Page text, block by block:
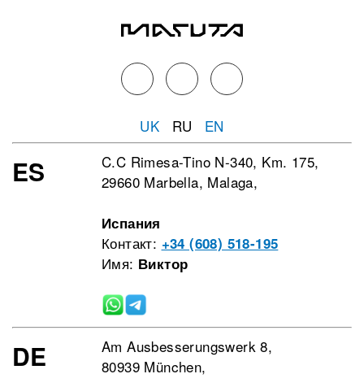
UK RU EN
ES
C.C Rimesa-Tino N-340, Km. 175,
29660 Marbella, Malaga,
Испания
Контакт: +34 (608) 518-195
Имя: Виктор
DE
Am Ausbesserungswerk 8,
80939 München,